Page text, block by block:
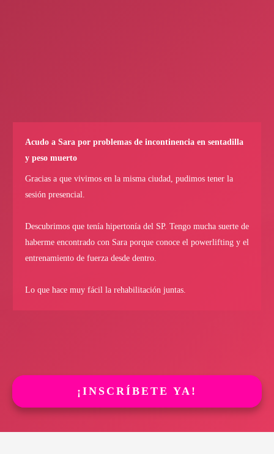
Acudo a Sara por problemas de incontinencia en sentadilla
y peso muerto
Gracias a que vivimos en la misma ciudad, pudimos tener la
sesión presencial.
Descubrimos que tenía hipertonía del SP. Tengo mucha suerte de
haberme encontrado con Sara porque conoce el powerlifting y el
entrenamiento de fuerza desde dentro.
Lo que hace muy fácil la rehabilitación juntas.
¡INSCRÍBETE YA!